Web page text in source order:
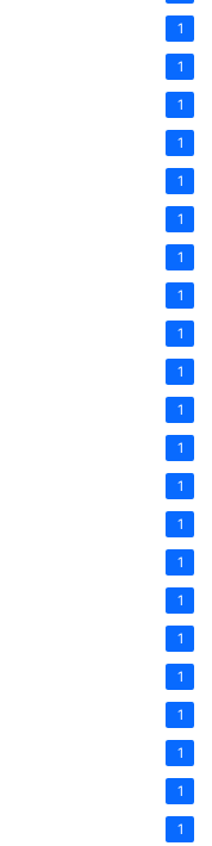
1
1
1
1
1
1
1
1
1
1
1
1
1
1
1
1
1
1
1
1
1
1